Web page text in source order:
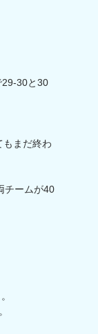
30と30
まだ終わ
ームが40